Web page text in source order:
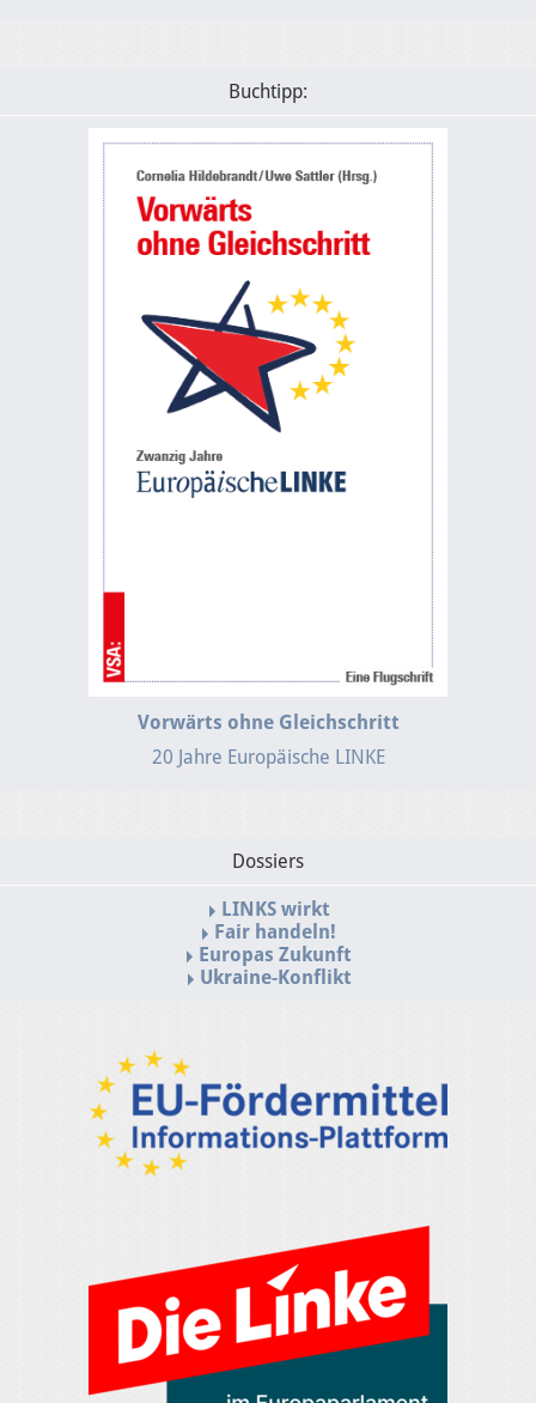
Buchtipp:
Vorwärts ohne Gleichschritt
20 Jahre Europäische LINKE
Dossiers
LINKS wirkt
Fair handeln!
Europas Zukunft
Ukraine-Konflikt